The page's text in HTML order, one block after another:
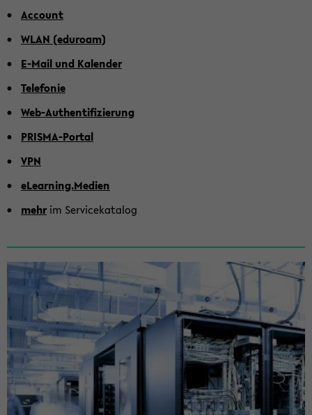
Ac­count
WLAN (edu­ro­am)
E-​Mail und Ka­len­der
Te­le­fo­nie
Web-​Authentifizierung
PRISMA-​Portal
VPN
eLear­ning.Me­di­en
mehrim Ser­vice­ka­ta­log